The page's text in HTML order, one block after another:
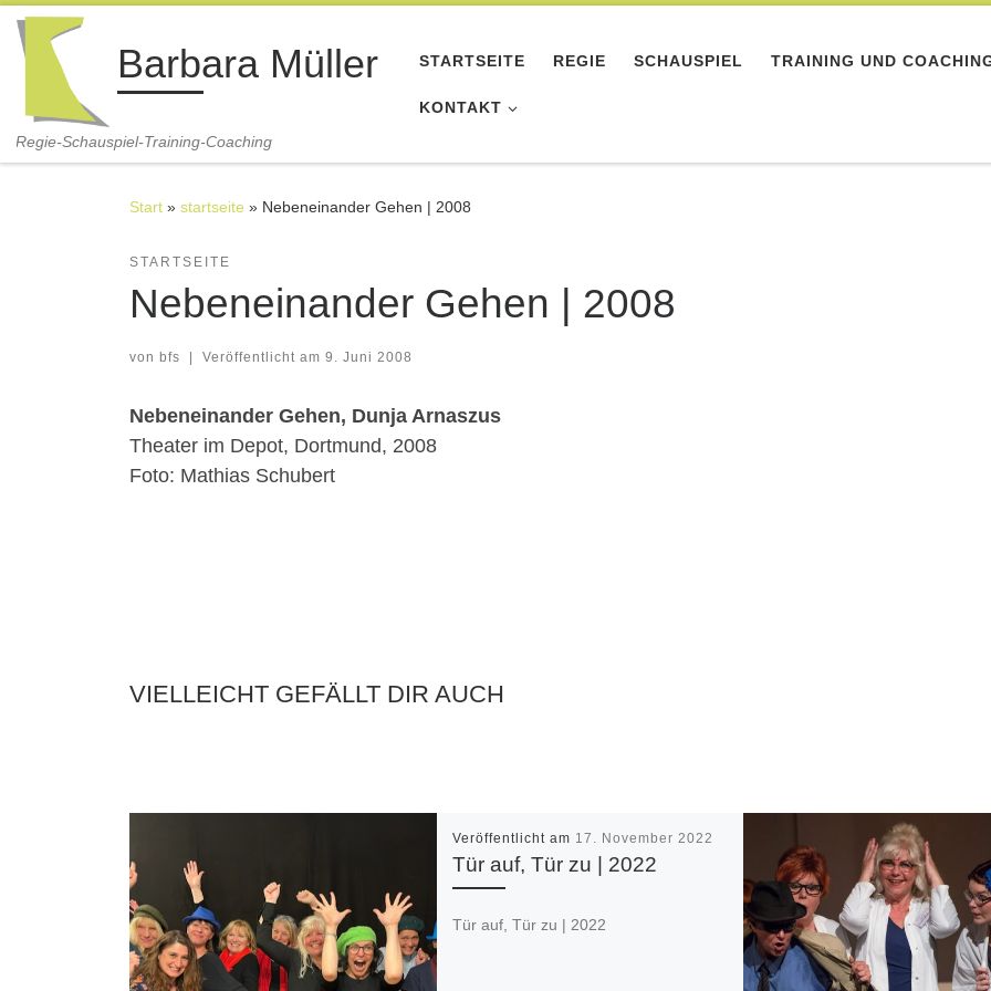
Zum Inhalt springen
Barbara Müller
Regie-Schauspiel-Training-Coaching
STARTSEITE REGIE SCHAUSPIEL TRAINING UND
KONTAKT
Start » startseite » Nebeneinander Gehen | 2008
STARTSEITE
Nebeneinander Gehen | 2008
von bfs Veröffentlicht am 9. Juni 2008
Nebeneinander Gehen, Dunja Arnaszus
Theater im Depot, Dortmund, 2008
Foto: Mathias Schubert
VIELLEICHT GEFÄLLT DIR AUCH
Veröffentlicht am 17. November 2022
Tür auf, Tür zu | 2022
Tür auf, Tür zu | 2022